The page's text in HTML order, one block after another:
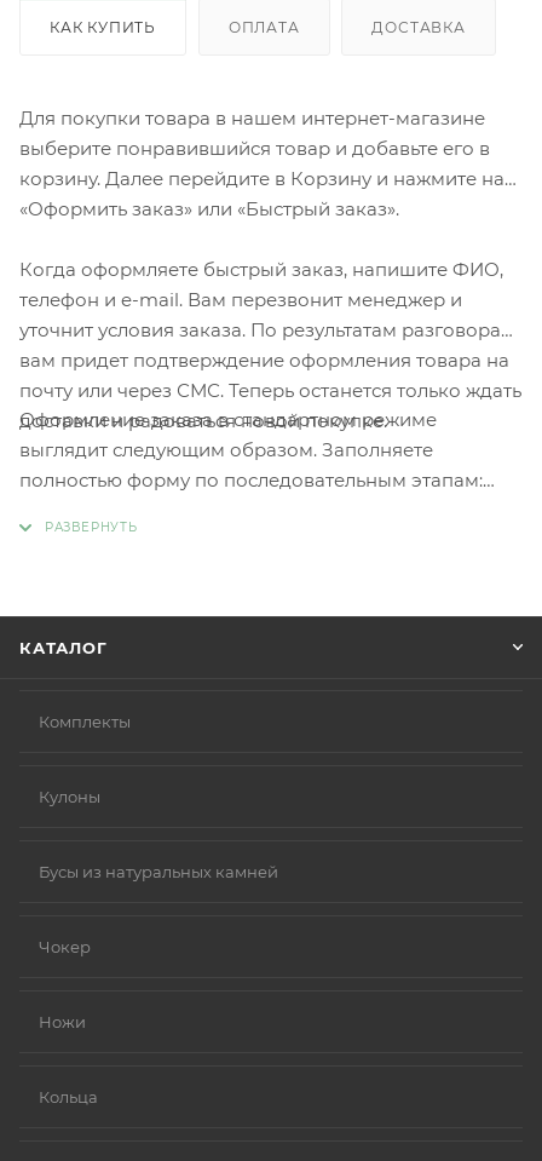
КАК КУПИТЬ ОПЛАТА ДОСТАВКА
Для покупки товара в нашем интернет-магазине
выберите понравившийся товар и добавьте его в
корзину. Далее перейдите в Корзину и нажмите на
«Оформить заказ» или «Быстрый заказ».
Когда оформляете быстрый заказ, напишите ФИО,
телефон и e-mail. Вам перезвонит менеджер и
уточнит условия заказа. По результатам разговора
вам придет подтверждение оформления товара на
почту или через СМС. Теперь останется только ждать
доставки и радоваться новой покупке.
Оформление заказа в стандартном режиме
выглядит следующим образом. Заполняете
полностью форму по последовательным этапам:
КАТАЛОГ
Комплекты
Кулоны
Бусы из натуральных камней
Чокер
Ножи
Кольца